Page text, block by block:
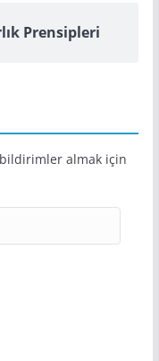
Prensipleri
almak için